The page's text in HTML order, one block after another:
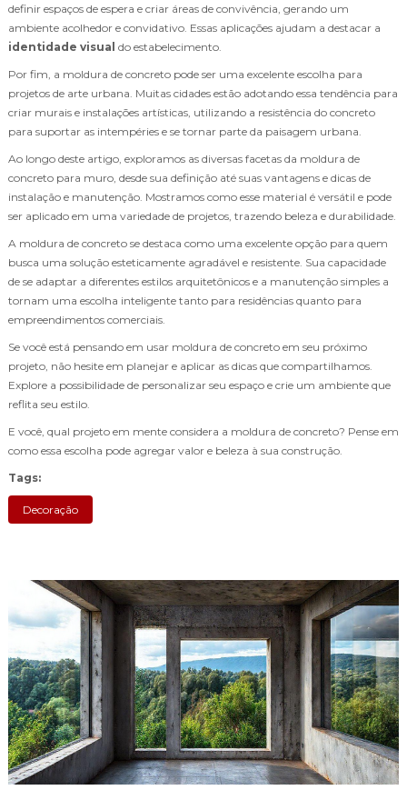
definir espaços de espera e criar áreas de convivência, gerando um
ambiente acolhedor e convidativo. Essas aplicações ajudam a destacar a
identidade visual do estabelecimento.
Por fim, a moldura de concreto pode ser uma excelente escolha para
projetos de arte urbana. Muitas cidades estão adotando essa tendência para
criar murais e instalações artísticas, utilizando a resistência do concreto
para suportar as intempéries e se tornar parte da paisagem urbana.
Ao longo deste artigo, exploramos as diversas facetas da moldura de
concreto para muro, desde sua definição até suas vantagens e dicas de
instalação e manutenção. Mostramos como esse material é versátil e pode
ser aplicado em uma variedade de projetos, trazendo beleza e durabilidade.
A moldura de concreto se destaca como uma excelente opção para quem
busca uma solução esteticamente agradável e resistente. Sua capacidade
de se adaptar a diferentes estilos arquitetônicos e a manutenção simples a
tornam uma escolha inteligente tanto para residências quanto para
empreendimentos comerciais.
Se você está pensando em usar moldura de concreto em seu próximo
projeto, não hesite em planejar e aplicar as dicas que compartilhamos.
Explore a possibilidade de personalizar seu espaço e crie um ambiente que
reflita seu estilo.
E você, qual projeto em mente considera a moldura de concreto? Pense em
como essa escolha pode agregar valor e beleza à sua construção.
Tags:
Decoração